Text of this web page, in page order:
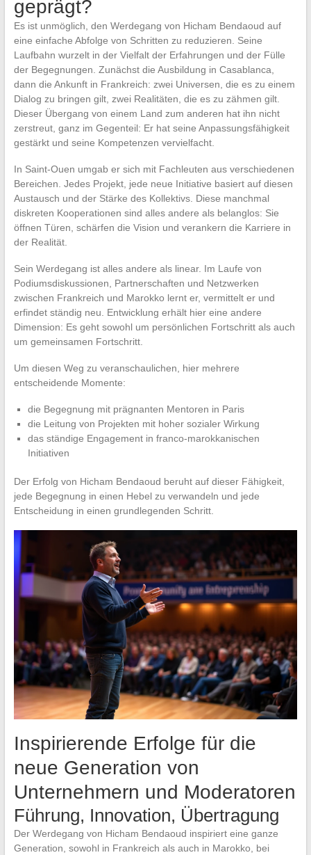
geprägt?
Es ist unmöglich, den Werdegang von Hicham Bendaoud auf
eine einfache Abfolge von Schritten zu reduzieren. Seine
Laufbahn wurzelt in der Vielfalt der Erfahrungen und der Fülle
der Begegnungen. Zunächst die Ausbildung in Casablanca,
dann die Ankunft in Frankreich: zwei Universen, die es zu einem
Dialog zu bringen gilt, zwei Realitäten, die es zu zähmen gilt.
Dieser Übergang von einem Land zum anderen hat ihn nicht
zerstreut, ganz im Gegenteil: Er hat seine Anpassungsfähigkeit
gestärkt und seine Kompetenzen vervielfacht.
In Saint-Ouen umgab er sich mit Fachleuten aus verschiedenen
Bereichen. Jedes Projekt, jede neue Initiative basiert auf diesen
Austausch und der Stärke des Kollektivs. Diese manchmal
diskreten Kooperationen sind alles andere als belanglos: Sie
öffnen Türen, schärfen die Vision und verankern die Karriere in
der Realität.
Sein Werdegang ist alles andere als linear. Im Laufe von
Podiumsdiskussionen, Partnerschaften und Netzwerken
zwischen Frankreich und Marokko lernt er, vermittelt er und
erfindet ständig neu. Entwicklung erhält hier eine andere
Dimension: Es geht sowohl um persönlichen Fortschritt als auch
um gemeinsamen Fortschritt.
Um diesen Weg zu veranschaulichen, hier mehrere
entscheidende Momente:
die Begegnung mit prägnanten Mentoren in Paris
die Leitung von Projekten mit hoher sozialer Wirkung
das ständige Engagement in franco-marokkanischen
Initiativen
Der Erfolg von Hicham Bendaoud beruht auf dieser Fähigkeit,
jede Begegnung in einen Hebel zu verwandeln und jede
Entscheidung in einen grundlegenden Schritt.
Inspirierende Erfolge für die
neue Generation von
Unternehmern und Moderatoren
Führung, Innovation, Übertragung
Der Werdegang von Hicham Bendaoud inspiriert eine ganze
Generation, sowohl in Frankreich als auch in Marokko, bei